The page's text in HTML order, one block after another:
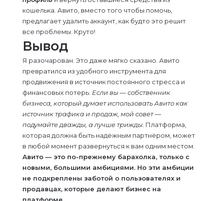
кошелька. Авито, вместо того чтобы помочь,
предлагает удалить аккаунт, как будто это решит
все проблемы. Круто!
Вывод
Я разочарован. Это даже мягко сказано. Авито
превратился из удобного инструмента для
продвижения в источник постоянного стресса и
финансовых потерь. Если вы — собственник
бизнеса, который думает использовать Авито как
источник трафика и продаж, мой совет —
подумайте дважды, а лучше трижды. Платформа,
которая должна быть надёжным партнёром, может
в любой момент развернуться к вам одним местом.
Авито — это по-прежнему барахолка, только с
новыми, большими амбициями. Но эти амбиции
не подкреплены заботой о пользователях и
продавцах, которые делают бизнес на